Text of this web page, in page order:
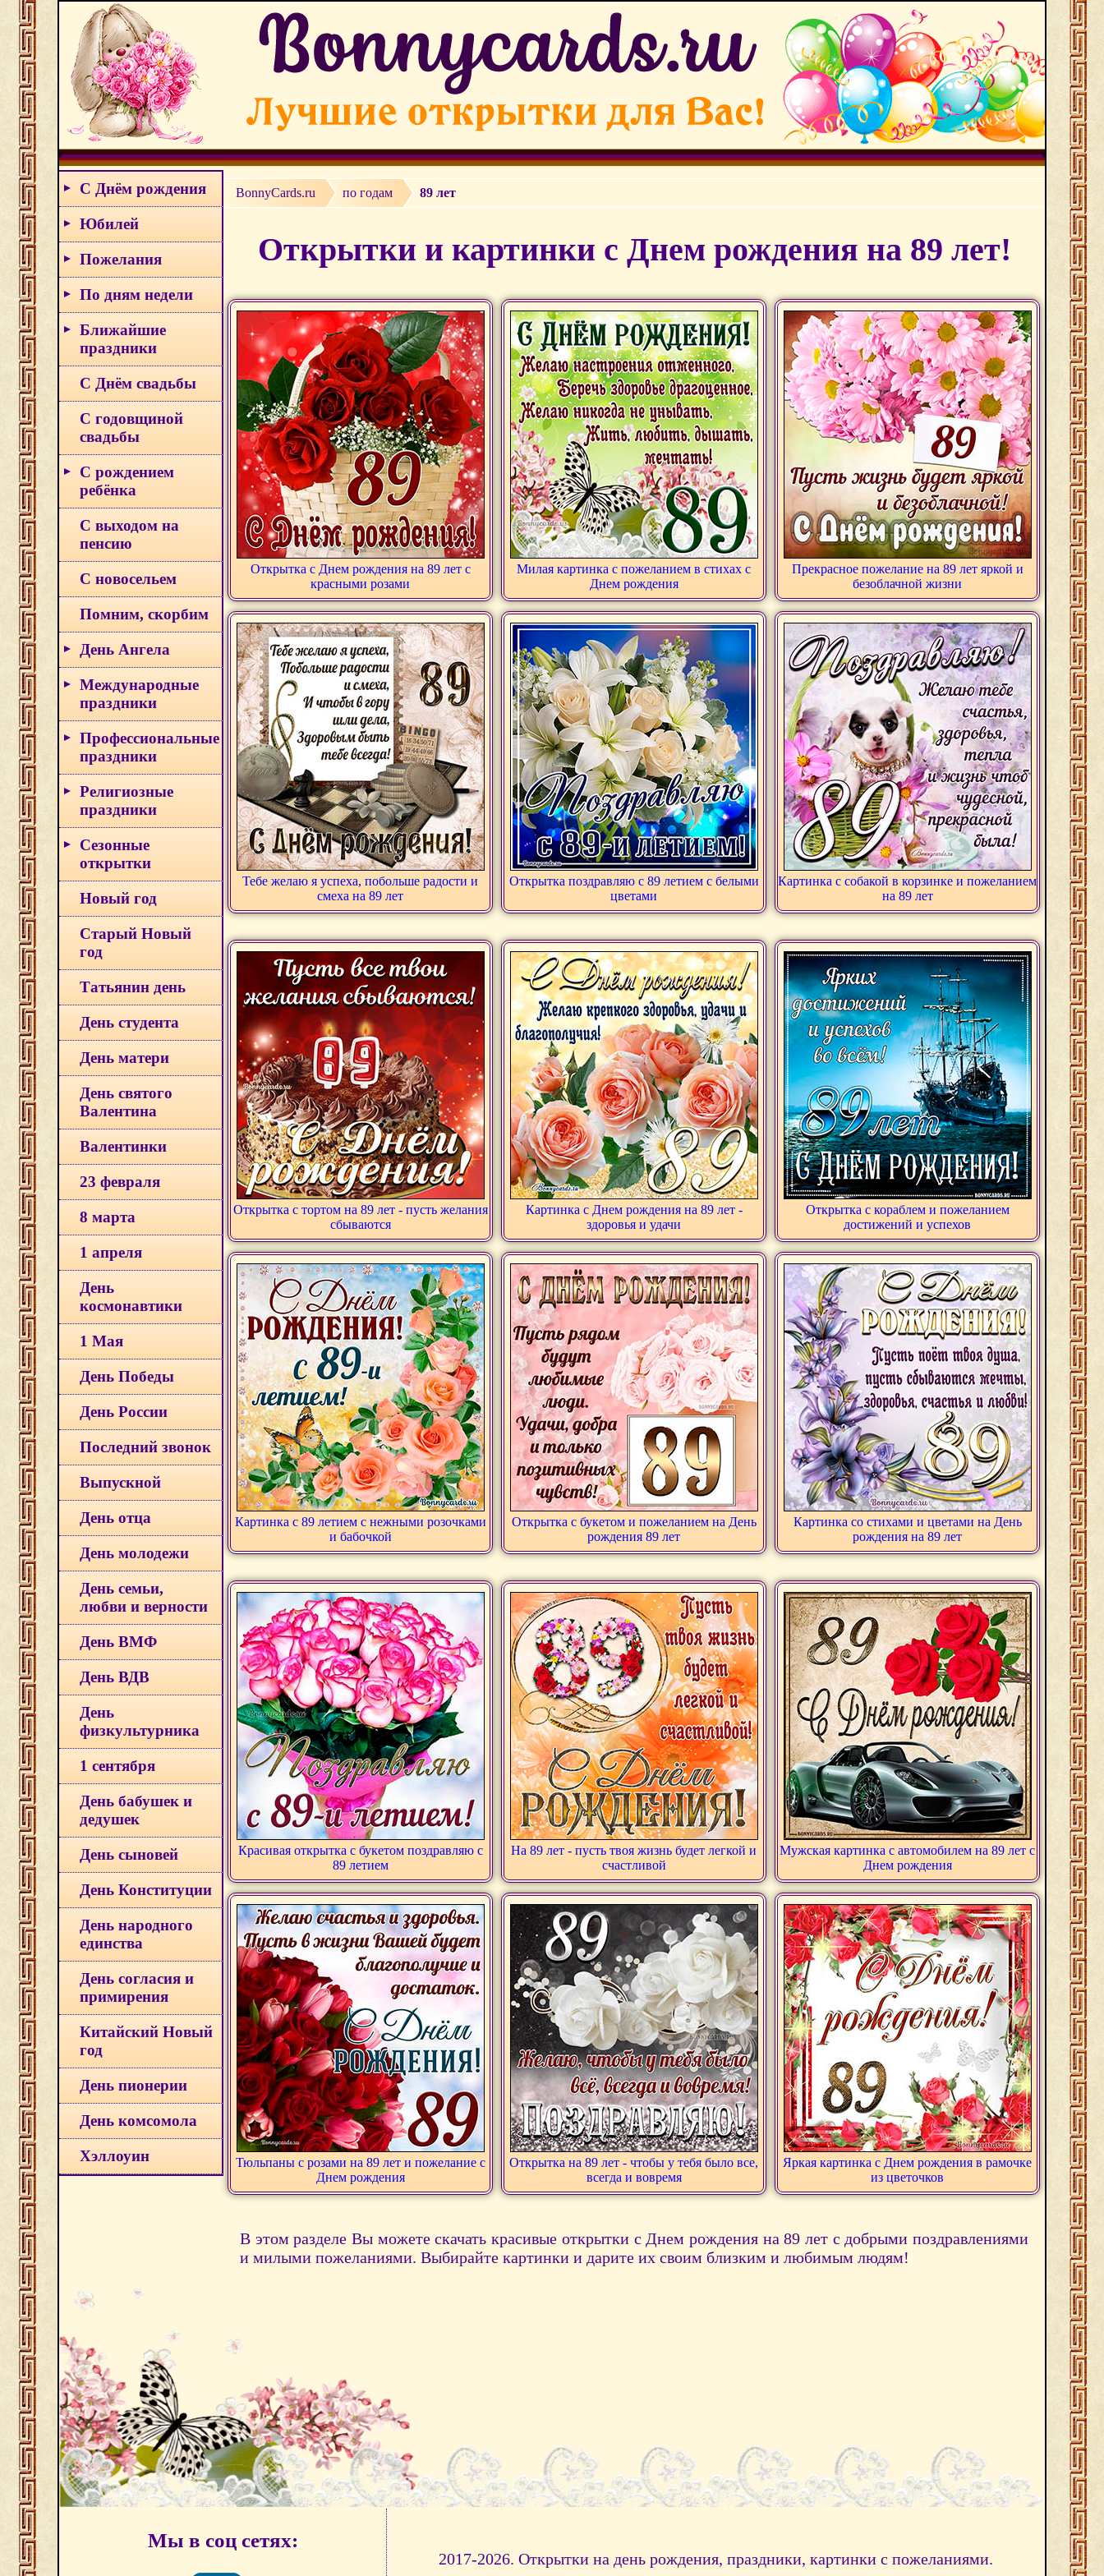
С Днём рождения
Юбилей
Пожелания
По дням недели
Ближайшие
праздники
С Днём свадьбы
С годовщиной
свадьбы
С рождением
ребёнка
С выходом на
пенсию
С новосельем
Помним, скорбим
День Ангела
Международные
праздники
Профессиональные
праздники
Религиозные
праздники
Сезонные
открытки
Новый год
Старый Новый
год
Татьянин день
День студента
День матери
День святого
Валентина
Валентинки
23 февраля
8 марта
1 апреля
День
космонавтики
1 Мая
День Победы
День России
Последний звонок
Выпускной
День отца
День молодежи
День семьи,
любви и верности
День ВМФ
День ВДВ
День
физкультурника
1 сентября
День бабушек и
дедушек
День сыновей
День Конституции
День народного
единства
День согласия и
примирения
Китайский Новый
год
День пионерии
День комсомола
Хэллоуин
BonnyCards.ru по годам 89 лет
Открытки и картинки с Днем рождения на 89 лет!
Открытка с Днем рождения на 89 лет с
красными розами
Милая картинка с пожеланием в стихах с
Днем рождения
Прекрасное пожелание на 89 лет яркой и
безоблачной жизни
Тебе желаю я успеха, побольше радости и
смеха на 89 лет
Открытка поздравляю с 89 летием с белыми
цветами
Картинка с собакой в корзинке и пожеланием
на 89 лет
Открытка с тортом на 89 лет - пусть желания
сбываются
Картинка с Днем рождения на 89 лет -
здоровья и удачи
Открытка с кораблем и пожеланием
достижений и успехов
Картинка с 89 летием с нежными розочками
и бабочкой
Открытка с букетом и пожеланием на День
рождения 89 лет
Картинка со стихами и цветами на День
рождения на 89 лет
Красивая открытка с букетом поздравляю с
89 летием
На 89 лет - пусть твоя жизнь будет легкой и
счастливой
Мужская картинка с автомобилем на 89 лет с
Днем рождения
Тюльпаны с розами на 89 лет и пожелание с
Днем рождения
Открытка на 89 лет - чтобы у тебя было все,
всегда и вовремя
Яркая картинка с Днем рождения в рамочке
из цветочков
В этом разделе Вы можете скачать красивые открытки с Днем рождения на 89 лет с добрыми поздравлениями
и милыми пожеланиями. Выбирайте картинки и дарите их своим близким и любимым людям!
Мы в соц сетях:
2017-2026. Открытки на день рождения, праздники, картинки с пожеланиями.